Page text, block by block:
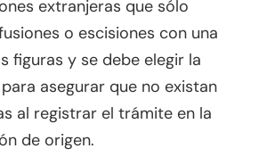
extranjeras que sólo
o escisiones con una
figuras y se debe elegir la
asegurar que no existan
al registrar el trámite en la
de origen.